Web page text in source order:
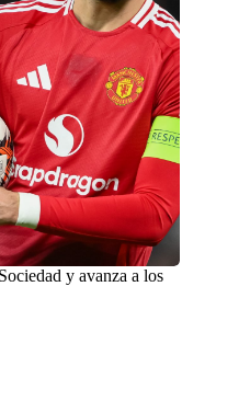
y avanza a los